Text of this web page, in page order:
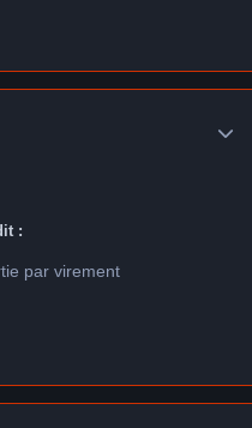
:
par virement